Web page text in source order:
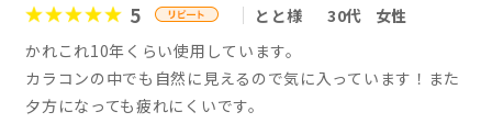
5 とと様 30代
女性
かれこれ10年くらい使用しています。
カラコンの中でも自然に見えるので気に入っています！また
夕方になっても疲れにくいです。